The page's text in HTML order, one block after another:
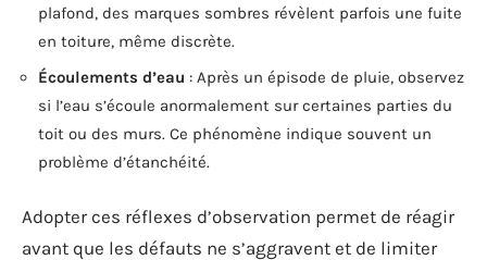
plafond, des marques sombres révèlent parfois une fuite
en toiture, même discrète.
Écoulements d’eau : Après un épisode de pluie, observez
si l’eau s’écoule anormalement sur certaines parties du
toit ou des murs. Ce phénomène indique souvent un
problème d’étanchéité.
Adopter ces réflexes d’observation permet de réagir
avant que les défauts ne s’aggravent et de limiter